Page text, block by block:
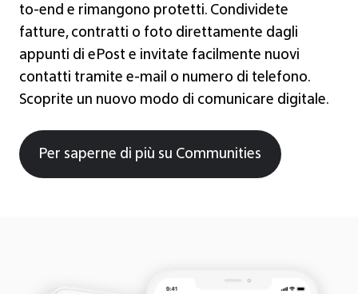
to-end e rimangono protetti. Condividete
fatture, contratti o foto direttamente dagli
appunti di ePost e invitate facilmente nuovi
contatti tramite e-mail o numero di telefono.
Scoprite un nuovo modo di comunicare digitale.
Per saperne di più su Communities